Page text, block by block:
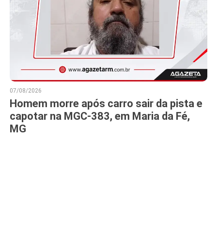
07/08/2026
Homem morre após carro sair da pista e
capotar na MGC-383, em Maria da Fé,
MG